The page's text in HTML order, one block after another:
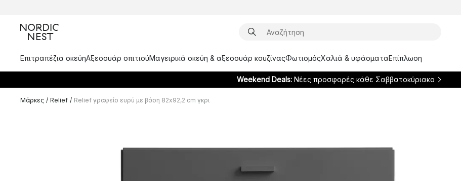
Επιτραπέζια σκεύηΑξεσουάρ σπιτιούΜαγειρικά σκεύη & αξεσουάρ κουζίναςΦωτισμόςΧαλιά & υφάσματαΕπίπλωση
Weekend Deals: Νέες προσφορές κάθε Σαββατοκύριακο
Μάρκες / Relief / Relief γραφείο ευρύ με βάση 82x92,2 cm γκρι